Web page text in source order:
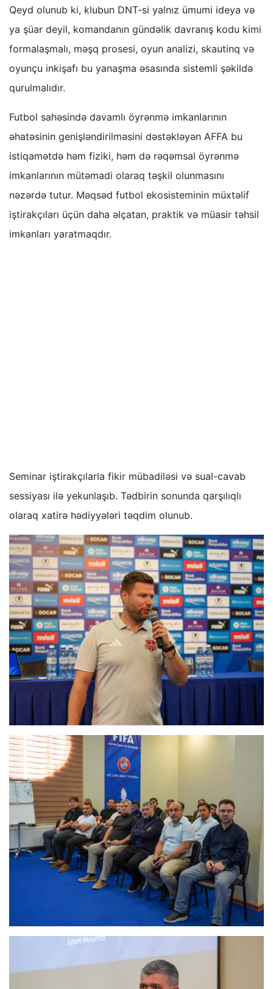
Qeyd olunub ki, klubun DNT-si yalnız ümumi ideya və
ya şüar deyil, komandanın gündəlik davranış kodu kimi
formalaşmalı, məşq prosesi, oyun analizi, skautinq və
oyunçu inkişafı bu yanaşma əsasında sistemli şəkildə
qurulmalıdır.
Futbol sahəsində davamlı öyrənmə imkanlarının
əhatəsinin genişləndirilməsini dəstəkləyən AFFA bu
istiqamətdə həm fiziki, həm də rəqəmsal öyrənmə
imkanlarının mütəmadi olaraq təşkil olunmasını
nəzərdə tutur. Məqsəd futbol ekosisteminin müxtəlif
iştirakçıları üçün daha əlçatan, praktik və müasir təhsil
imkanları yaratmaqdır.
Seminar iştirakçılarla fikir mübadiləsi və sual-cavab
sessiyası ilə yekunlaşıb. Tədbirin sonunda qarşılıqlı
olaraq xatirə hədiyyələri təqdim olunub.